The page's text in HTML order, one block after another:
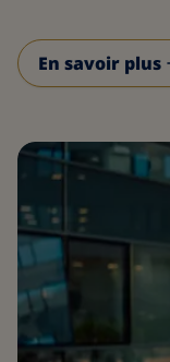
En savoir plus